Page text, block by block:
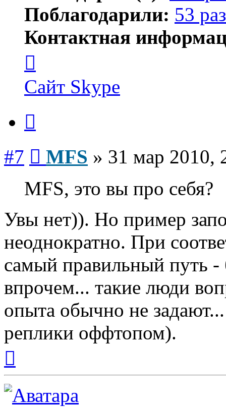
Поблагодарили: 53
Контактная
пользователя
MFS
Сайт Skype
#7 MFS » 31 мар 2010,
MFS, это вы про себя?
Увы нет)). Но пример
неоднократно. При
самый правильный путь -
впрочем... такие люди
опыта обычно не
реплики оффтопом).
началу